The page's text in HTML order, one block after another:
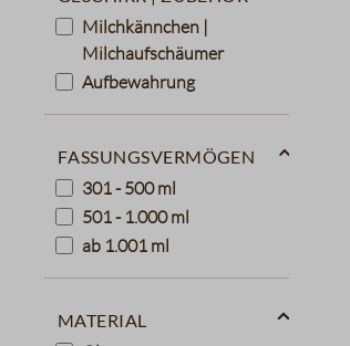
Milchkännchen |
Milchaufschäumer
Aufbewahrung
Fassungsvermögen
301 - 500 ml
501 - 1.000 ml
ab 1.001 ml
Material